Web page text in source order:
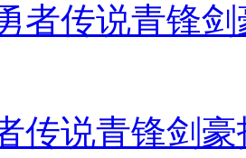
者传说青锋
传说青锋剑